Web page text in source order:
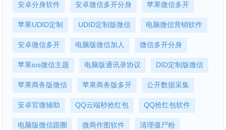
安卓分身软件 安卓微信多开分身 苹果微信多开
苹果UDID定制 UDID定制版微信 电脑微信营销软件
安卓微信多开 电脑版微信加人 微信多开分身
苹果ios微信主题 电脑版通讯录协议 DID定制版微信
苹果商务版微信 苹果商务版多开 公开数据采集
安卓官微辅助 QQ云端秒抢红包 QQ抢红包软件
电脑版微信跟圈 微商作图软件 清理僵尸粉